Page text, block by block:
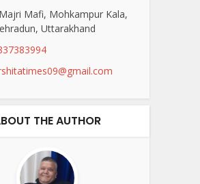
Majri Mafi, Mohkampur Kala,
Uttarakhand
THE AUTHOR